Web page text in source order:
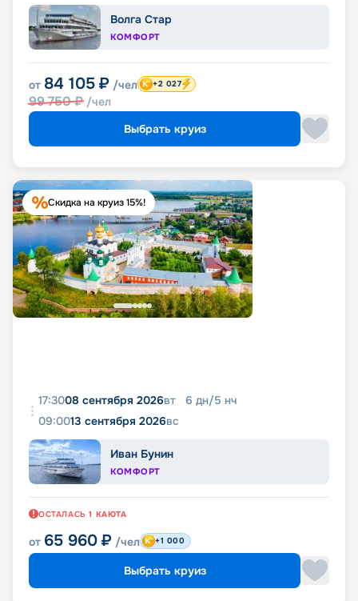
Волга Стар
КОМФОРТ
от 84 105 ₽ /чел
99 750₽ /чел
+2 027
Выбрать круиз
Скидка на круиз 15%!
17:3008 сентября 2026вт 6 дн/5 нч
09:0013 сентября 2026вс
Иван Бунин
КОМФОРТ
ОСТАЛАСЬ 1 КАЮТА
от 65 960 ₽ /чел +1 000
Выбрать круиз